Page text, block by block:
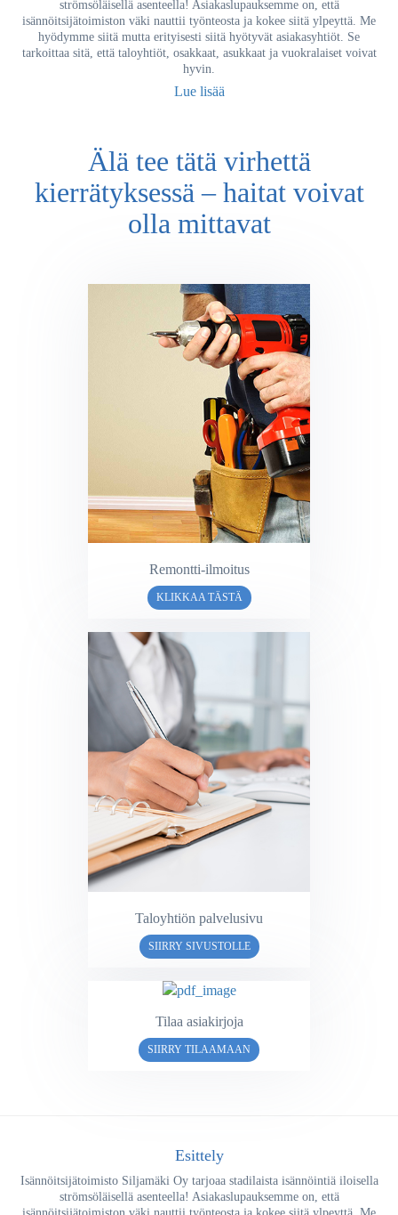
strömsöläisellä asenteella! Asiakaslupauksemme on, että
isännöitsijätoimiston väki nauttii työnteosta ja kokee siitä ylpeyttä. Me
hyödymme siitä mutta erityisesti siitä hyötyvät asiakasyhtiöt. Se
tarkoittaa sitä, että taloyhtiöt, osakkaat, asukkaat ja vuokralaiset voivat
hyvin.
Lue lisää
Älä tee tätä virhettä
kierrätyksessä – haitat voivat
olla mittavat
Remontti-ilmoitus
KLIKKAA TÄSTÄ
Taloyhtiön palvelusivu
SIIRRY SIVUSTOLLE
Tilaa asiakirjoja
SIIRRY TILAAMAAN
Esittely
Isännöitsijätoimisto Siljamäki Oy tarjoaa stadilaista isännöintiä iloisella
strömsöläisellä asenteella! Asiakaslupauksemme on, että